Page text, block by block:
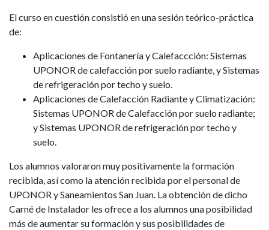
El curso en cuestión consistió en una sesión teórico-práctica
de:
Aplicaciones de Fontanería y Calefaccción: Sistemas
UPONOR de calefacción por suelo radiante, y Sistemas
de refrigeración por techo y suelo.
Aplicaciones de Calefacción Radiante y Climatización:
Sistemas UPONOR de Calefacción por suelo radiante;
y Sistemas UPONOR de refrigeración por techo y
suelo.
Los alumnos valoraron muy positivamente la formación
recibida, así como la atención recibida por el personal de
UPONOR y Saneamientos San Juan. La obtención de dicho
Carné de Instalador les ofrece a los alumnos una posibilidad
más de aumentar su formación y sus posibilidades de